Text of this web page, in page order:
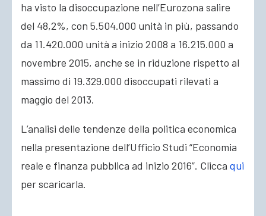
ha visto la disoccupazione nell’Eurozona salire
del 48,2%, con 5.504.000 unità in più, passando
da 11.420.000 unità a inizio 2008 a 16.215.000 a
novembre 2015, anche se in riduzione rispetto al
massimo di 19.329.000 disoccupati rilevati a
maggio del 2013.
L’analisi delle tendenze della politica economica
nella presentazione dell’Ufficio Studi “Economia
reale e finanza pubblica ad inizio 2016”. Clicca qui
per scaricarla.